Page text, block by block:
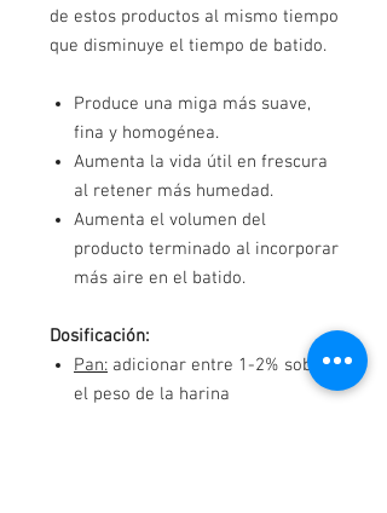
de estos productos al mismo tiempo
que disminuye el tiempo de batido.
Produce una miga más suave,
fina y homogénea.
Aumenta la vida útil en frescura
al retener más humedad.
Aumenta el volumen del
producto terminado al incorporar
más aire en el batido.
Dosificación:
Pan: adicionar entre 1-2% sobre
el peso de la harina